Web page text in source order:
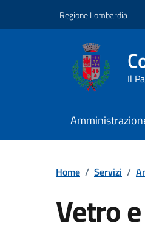
Regione Lombardia
Il
Home / Servizi /
Vetro